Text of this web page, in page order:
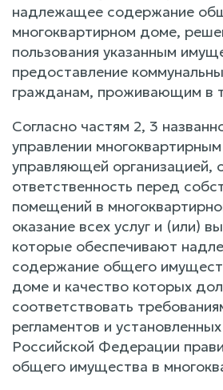
надлежащее содержание
многоквартирном доме,
пользования указанным
предоставление
гражданам, проживающим в
Согласно частям 2, 3
управлении
управляющей организацией,
ответственность перед
помещений в
оказание всех услуг и (или)
которые обеспечивают
содержание общего
доме и качество которых
соответствовать
регламентов и
Российской Федерации
общего имущества в